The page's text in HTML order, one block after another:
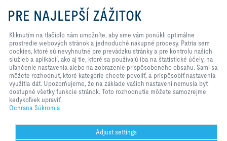
7:30 – 14:00
TROX NA SOCIÁLNYCH SIEŤACH
HOME Kontakty
Ochrana Súkromia
umožníte, aby sme vám ponúkli
optimálne prostredie webových
procesy. Patria sem cookies, ktoré
sú nevyhnutné pre prevádzku
stránky a pre kontrolu našich
služieb a aplikácií, ako aj tie, ktoré
sa používajú iba na štatistické
účely, na uľahčenie nastavenia
alebo na zobrazenie
prispôsobeného obsahu. Sami sa
Upozorňujeme, že na základe
vašich nastavení nemusia byť
PRE NAJLEPŠÍ ZÁŽITOK
Kliknutím na tlačidlo nám umožníte, aby sme vám ponúkli optimálne
prostredie webových stránok a jednoduché nákupné procesy. Patria sem
cookies, ktoré sú nevyhnutné pre prevádzku stránky a pre kontrolu našich
služieb a aplikácií, ako aj tie, ktoré sa používajú iba na štatistické účely, na
uľahčenie nastavenia alebo na zobrazenie prispôsobeného obsahu. Sami sa
môžete rozhodnúť, ktoré kategórie chcete povoliť, a prispôsobiť nastavenia
využitia dát. Upozorňujeme, že na základe vašich nastavení nemusia byť
dostupné všetky funkcie stránok. Toto rozhodnutie môžete samozrejme
kedykoľvek upraviť.
Ochrana Súkromia
Adjust settings